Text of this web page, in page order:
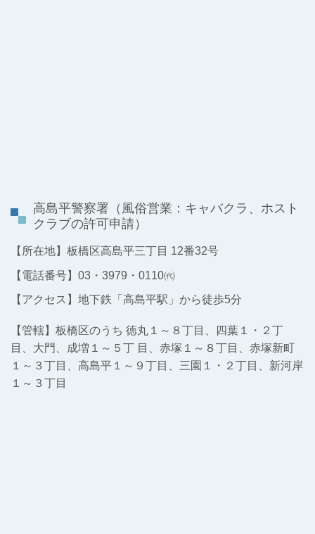
高島平警察署 （風俗営業：キャバクラ、ホスト
クラブの許可申請）
【所在地】板橋区高島平三丁目 12番32号
【電話番号】03・3979・0110㈹
【アクセス】地下鉄「高島平駅」から徒歩5分
【管轄】板橋区のうち 徳丸１～８丁目、四葉１・２丁
目、大門、成増１～５丁 目、赤塚１～８丁目、赤塚新町
１～３丁目、高島平１～９丁目、三園１・２丁目、新河岸
１～３丁目